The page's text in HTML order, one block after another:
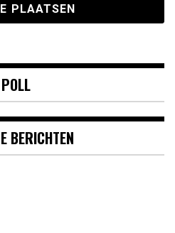
POLL
BERICHTEN